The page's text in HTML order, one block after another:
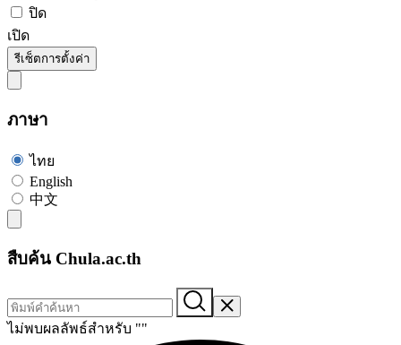
ปิด
เปิด
รีเซ็ตการตั้งค่า
ภาษา
ไทย
English
中文
สืบค้น Chula.ac.th
ไม่พบผลลัพธ์สำหรับ ""